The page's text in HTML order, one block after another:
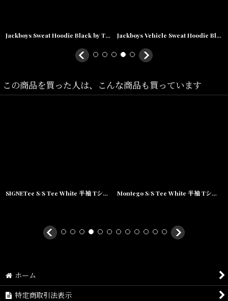
XXL(着丈:82cm,身幅:72cm,肩幅:68cm,袖丈:23cm)
Jackboys Sweat Hoodie Black by Travis Scott Jackboys Vehicle Sweat Hoodie Black by Travis Scott
この商品を買った人は、こんな商品も買っています
SIGNETee S/S Tee White 半袖 Tシャツ Montego S/S Tee White 半袖 Tシャツ
ホーム
特定商取引法表示